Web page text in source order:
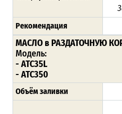
Рекомендация
МАСЛО в РАЗДАТОЧНУЮ
Модель:
- ATC35L
- ATC350
Объём заливки